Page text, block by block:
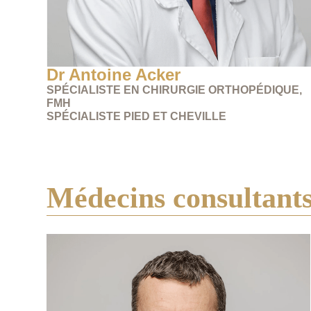
Dr Antoine Acker
SPÉCIALISTE EN CHIRURGIE ORTHOPÉDIQUE,
FMH
SPÉCIALISTE PIED ET CHEVILLE
Médecins